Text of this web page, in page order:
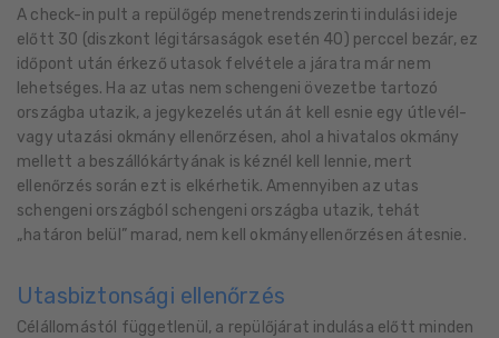
A check-in pult a repülőgép menetrendszerinti indulási ideje
előtt 30 (diszkont légitársaságok esetén 40) perccel bezár, ez
időpont után érkező utasok felvétele a járatra már nem
lehetséges. Ha az utas nem schengeni övezetbe tartozó
országba utazik, a jegykezelés után át kell esnie egy útlevél-
vagy utazási okmány ellenőrzésen, ahol a hivatalos okmány
mellett a beszállókártyának is kéznél kell lennie, mert
ellenőrzés során ezt is elkérhetik. Amennyiben az utas
schengeni országból schengeni országba utazik, tehát
„határon belül” marad, nem kell okmányellenőrzésen átesnie.
Utasbiztonsági ellenőrzés
Célállomástól függetlenül, a repülőjárat indulása előtt minden